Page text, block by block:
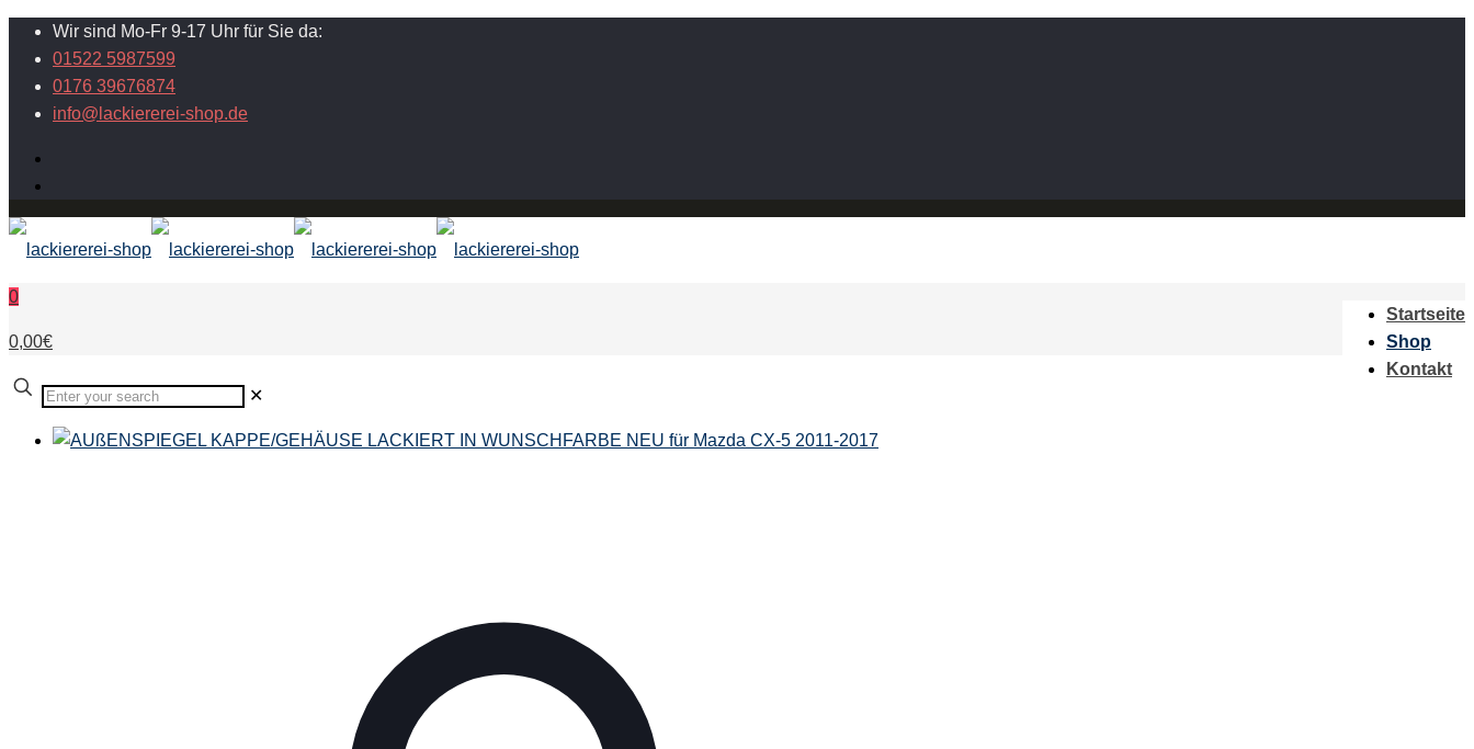
Wir sind Mo-Fr 9-17 Uhr für Sie da:
01522 5987599
0176 39676874
info@lackiererei-shop.de
Startseite
Shop
Kontakt
0
0,00€
✕